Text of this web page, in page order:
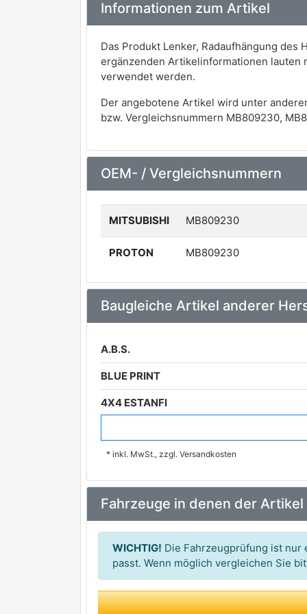
Informationen zum Artikel
Das Produkt Lenker, Radaufhängung
ergänzenden Artikelinformationen lauten
verwendet werden.
Der angebotene Artikel wird unter
bzw. Vergleichsnummern MB809230,
OEM- / Vergleichsnummern
MITSUBISHI MB809230
PROTON MB809230
Baugleiche Artikel anderer
A.B.S.
BLUE PRINT
4X4 ESTANFI
A.Z. Meisterteile
ASHIKA
AUTO-SPEED PARTS
CTE
G.U.D.
GSP
* inkl. MwSt., zzgl. Versandkosten
Fahrzeuge in denen der
WICHTIG! Die Fahrzeugprüfung ist nur
passt. Wenn möglich vergleichen Sie